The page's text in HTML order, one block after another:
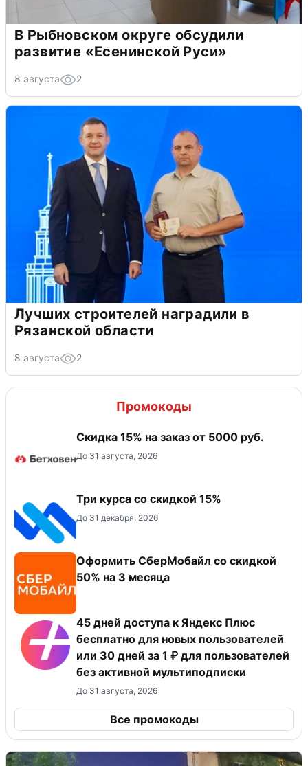
В Рыбновском округе обсудили
развитие «Есенинской Руси»
8 августа 2
Лучших строителей наградили в
Рязанской области
8 августа 2
Промокоды
Скидка 15% на заказ от 5000 руб.
До 31 августа, 2026
Три курса со скидкой 15%
До 31 декабря, 2026
Оформить СберМобайл со скидкой
50% на 3 месяца
45 дней доступа к Яндекс Плюс
бесплатно для новых пользователей
или 30 дней за 1 ₽ для пользователей
без активной мультиподписки
До 31 августа, 2026
Все промокоды